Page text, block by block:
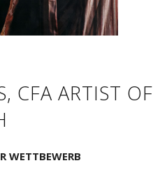
CFA ARTIST OF
WETTBEWERB